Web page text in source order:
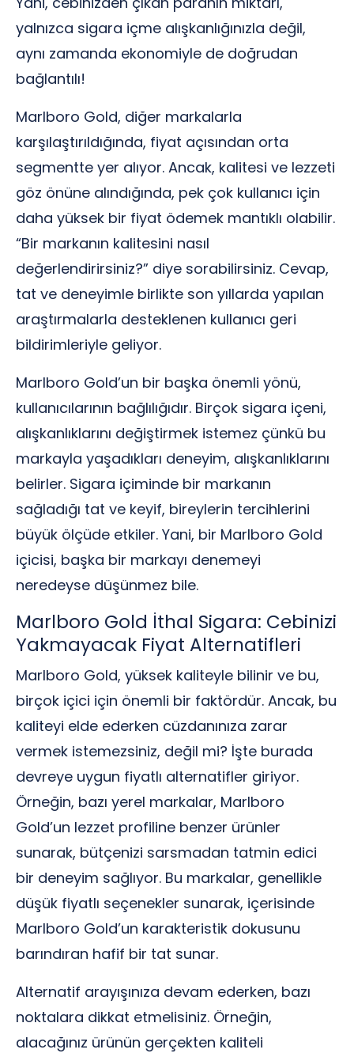
yalnızca sigara içme alışkanlığınızla değil,
aynı zamanda ekonomiyle de doğrudan
bağlantılı!
Marlboro Gold, diğer markalarla
karşılaştırıldığında, fiyat açısından orta
segmentte yer alıyor. Ancak, kalitesi ve lezzeti
göz önüne alındığında, pek çok kullanıcı için
daha yüksek bir fiyat ödemek mantıklı olabilir.
“Bir markanın kalitesini nasıl
değerlendirirsiniz?” diye sorabilirsiniz. Cevap,
tat ve deneyimle birlikte son yıllarda yapılan
araştırmalarla desteklenen kullanıcı geri
bildirimleriyle geliyor.
Marlboro Gold’un bir başka önemli yönü,
kullanıcılarının bağlılığıdır. Birçok sigara içeni,
alışkanlıklarını değiştirmek istemez çünkü bu
markayla yaşadıkları deneyim, alışkanlıklarını
belirler. Sigara içiminde bir markanın
sağladığı tat ve keyif, bireylerin tercihlerini
büyük ölçüde etkiler. Yani, bir Marlboro Gold
içicisi, başka bir markayı denemeyi
neredeyse düşünmez bile.
Marlboro Gold İthal Sigara: Cebinizi
Yakmayacak Fiyat Alternatifleri
Marlboro Gold, yüksek kaliteyle bilinir ve bu,
birçok içici için önemli bir faktördür. Ancak, bu
kaliteyi elde ederken cüzdanınıza zarar
vermek istemezsiniz, değil mi? İşte burada
devreye uygun fiyatlı alternatifler giriyor.
Örneğin, bazı yerel markalar, Marlboro
Gold’un lezzet profiline benzer ürünler
sunarak, bütçenizi sarsmadan tatmin edici
bir deneyim sağlıyor. Bu markalar, genellikle
düşük fiyatlı seçenekler sunarak, içerisinde
Marlboro Gold’un karakteristik dokusunu
barındıran hafif bir tat sunar.
Alternatif arayışınıza devam ederken, bazı
noktalara dikkat etmelisiniz. Örneğin,
alacağınız ürünün gerçekten kaliteli